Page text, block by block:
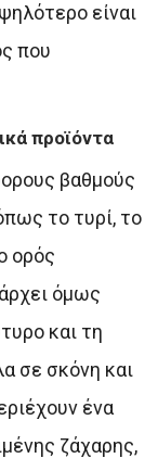
είναι
που
προϊόντα
βαθμούς
το τυρί, το
ορός
όμως
και τη
σε σκόνη και
ένα
ζάχαρης,